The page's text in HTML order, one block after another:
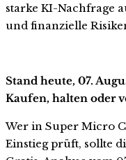
starke KI-Nachfrage
und finanzielle
Stand heute, 07.
Kaufen, halten oder
Wer in Super Micro
Einstieg prüft, sollte